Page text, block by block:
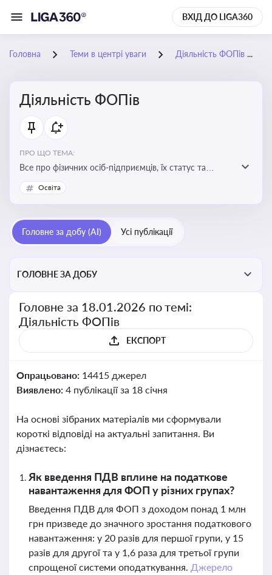
ВХІД ДО LIGA360
Головна Теми в центрі уваги Діяльність ФОПів
Діяльність ФОПів
ПРО ЩО ТЕМА:
Все про фізичних осіб-підприємців, їх статус та
діяльність. Зміни в законодавстві, що стосуються
роботи ФОПів
Освіта
Головне за добу (AI) Усі публікації
ГОЛОВНЕ ЗА ДОБУ
Головне за 18.01.2026 по темі:
Діяльність ФОПів
ЕКСПОРТ
Опрацьовано: 14415 джерел
Виявлено: 4 публікації за 18 січня
На основі зібраних матеріалів ми сформували
короткі відповіді на актуальні запитання. Ви
дізнаєтесь:
Як введення ПДВ вплине на податкове
навантаження для ФОП у різних групах?
Введення ПДВ для ФОП з доходом понад 1 млн
грн призведе до значного зростання податкового
навантаження: у 20 разів для першої групи, у 15
разів для другої та у 1,6 раза для третьої групи
спрощеної системи оподаткування. Джерело